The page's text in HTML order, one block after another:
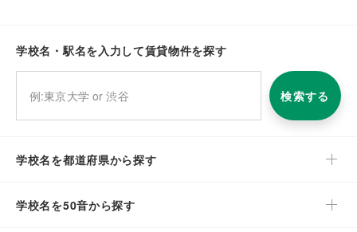
学校名・駅名を入力して賃貸物件を探す
検索する
学校名を都道府県から探す
学校名を50音から探す